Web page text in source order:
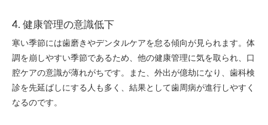
4. 健康管理の意識低下
寒い季節には歯磨きやデンタルケアを怠る傾向が見られます。体
調を崩しやすい季節であるため、他の健康管理に気を取られ、口
腔ケアの意識が薄れがちです。また、外出が億劫になり、歯科検
診を先延ばしにする人も多く、結果として歯周病が進行しやすく
なるのです。